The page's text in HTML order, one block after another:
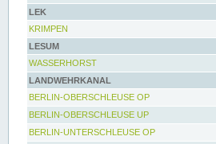
LEK
KRIMPEN
LESUM
WASSERHORST
LANDWEHRKANAL
BERLIN-OBERSCHLEUSE OP
BERLIN-OBERSCHLEUSE UP
BERLIN-UNTERSCHLEUSE OP